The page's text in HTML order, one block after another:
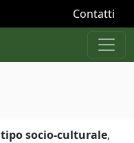
Contatti
tipo socio-culturale,